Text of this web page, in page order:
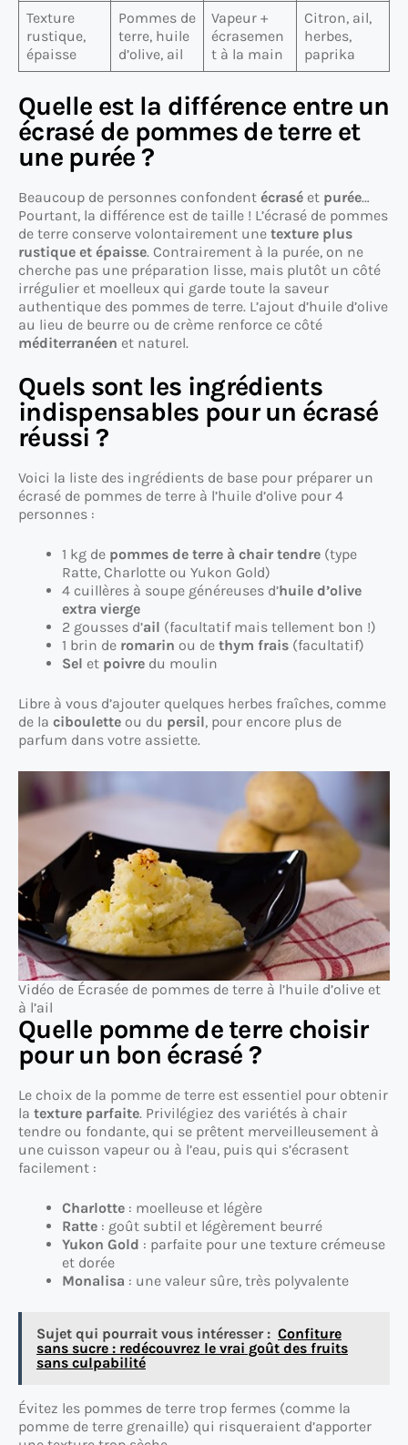
Texture
rustique,
épaisse
Pommes de
terre, huile
d’olive, ail
Vapeur +
écrasemen
t à la main
Citron, ail,
herbes,
paprika
Quelle est la différence entre un
écrasé de pommes de terre et
une purée ?
Beaucoup de personnes confondent écrasé et purée…
Pourtant, la différence est de taille ! L’écrasé de pommes
de terre conserve volontairement une texture plus
rustique et épaisse. Contrairement à la purée, on ne
cherche pas une préparation lisse, mais plutôt un côté
irrégulier et moelleux qui garde toute la saveur
authentique des pommes de terre. L’ajout d’huile d’olive
au lieu de beurre ou de crème renforce ce côté
méditerranéen et naturel.
Quels sont les ingrédients
indispensables pour un écrasé
réussi ?
Voici la liste des ingrédients de base pour préparer un
écrasé de pommes de terre à l’huile d’olive pour 4
personnes :
1 kg de pommes de terre à chair tendre (type
Ratte, Charlotte ou Yukon Gold)
4 cuillères à soupe généreuses d’huile d’olive
extra vierge
2 gousses d’ail (facultatif mais tellement bon !)
1 brin de romarin ou de thym frais (facultatif)
Sel et poivre du moulin
Libre à vous d’ajouter quelques herbes fraîches, comme
de la ciboulette ou du persil, pour encore plus de
parfum dans votre assiette.
Vidéo de Écrasée de pommes de terre à l’huile d’olive et
à l’ail
Quelle pomme de terre choisir
pour un bon écrasé ?
Le choix de la pomme de terre est essentiel pour obtenir
la texture parfaite. Privilégiez des variétés à chair
tendre ou fondante, qui se prêtent merveilleusement à
une cuisson vapeur ou à l’eau, puis qui s’écrasent
facilement :
Charlotte : moelleuse et légère
Ratte : goût subtil et légèrement beurré
Yukon Gold : parfaite pour une texture crémeuse
et dorée
Monalisa : une valeur sûre, très polyvalente
Sujet qui pourrait vous intéresser : Confiture
sans sucre : redécouvrez le vrai goût des fruits
sans culpabilité
Évitez les pommes de terre trop fermes (comme la
pomme de terre grenaille) qui risqueraient d’apporter